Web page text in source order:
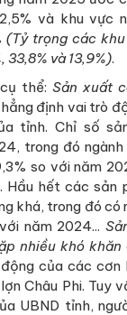
và khu vực
(Tỷ trọng các
33,8% và 13,9%).
thể: Sản xuất
định vai trò
tỉnh. Chỉ số
trong đó
so với năm
Hầu hết các sản
khá, trong đó có
năm 2024...
nhiều khó khăn
của các cơn
Châu Phi. Tuy
UBND tỉnh,